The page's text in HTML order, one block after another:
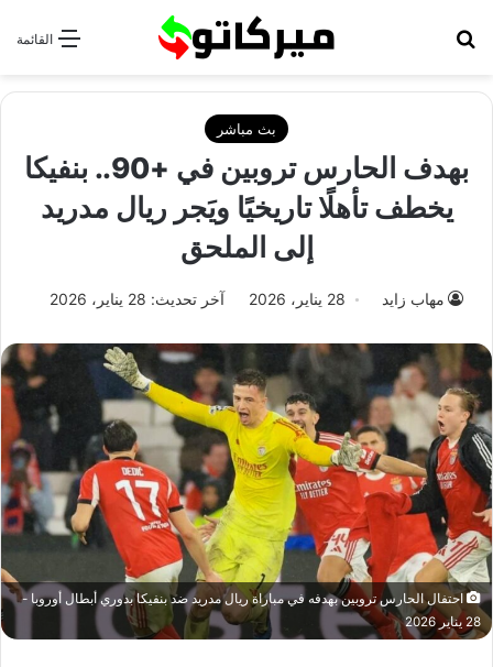
القائمة
بث مباشر
بهدف الحارس تروبين في +90.. بنفيكا
يخطف تأهلًا تاريخيًا ويَجر ريال مدريد
إلى الملحق
مهاب زايد 28 يناير، 2026 آخر تحديث: 28 يناير، 2026
احتفال الحارس تروبين بهدفه في مباراة ريال مدريد ضد بنفيكا بدوري أبطال أوروبا -
28 يناير 2026